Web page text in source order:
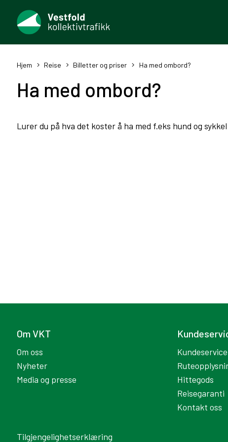
Hjem Reise Billetter og priser Ha med ombord?
Ha med ombord?
Lurer du på hva det koster å ha med f.eks hund og
Om VKT
Om oss
Nyheter
Media og presse
Kundeservice
Hittegods
Reisegaranti
Kontakt oss
Tilgjengelighetserklæring